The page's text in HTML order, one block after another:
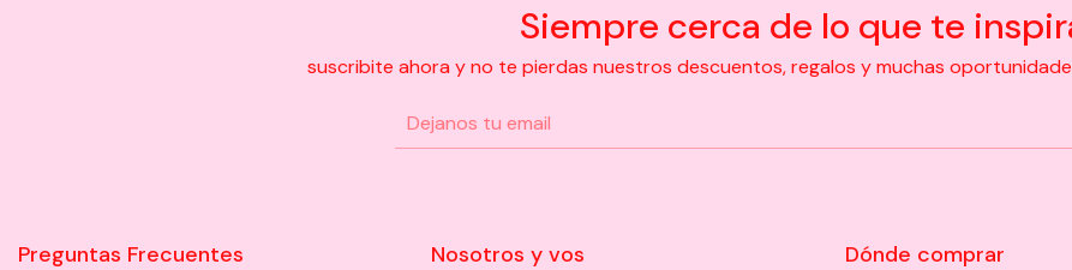
Siempre cerca de lo que te
suscribite ahora y no te pierdas nuestros descuentos, regalos y muchas
Preguntas Frecuentes Nosotros y vos Dónde comprar